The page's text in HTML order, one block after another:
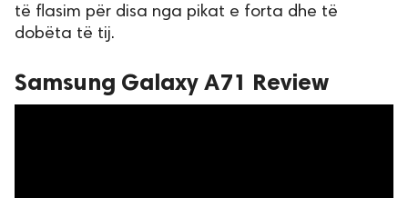
të flasim për disa nga pikat e forta dhe të
dobëta të tij.
Samsung Galaxy A71 Review